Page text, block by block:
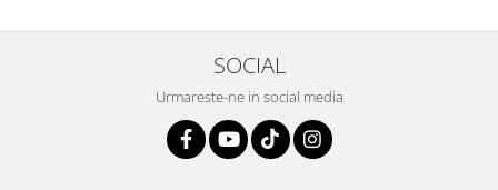
SOCIAL
Urmareste-ne in social media